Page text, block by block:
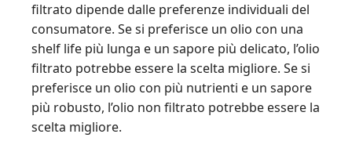
filtrato dipende dalle preferenze individuali del
consumatore. Se si preferisce un olio con una
shelf life più lunga e un sapore più delicato, l’olio
filtrato potrebbe essere la scelta migliore. Se si
preferisce un olio con più nutrienti e un sapore
più robusto, l’olio non filtrato potrebbe essere la
scelta migliore.